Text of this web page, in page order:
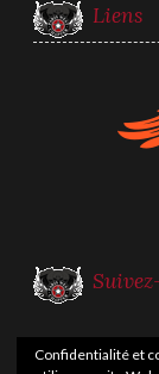
Liens
Confidentialité et